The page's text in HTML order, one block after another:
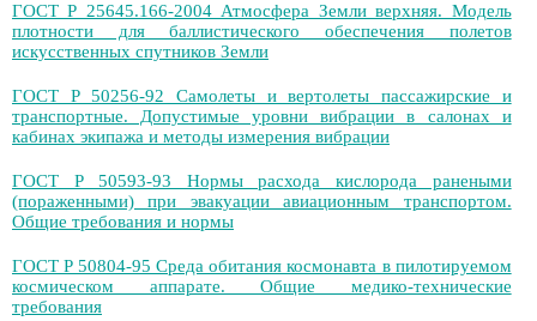
ГОСТ Р 25645.166-2004 Атмосфера Земли верхняя. Модель
плотности для баллистического обеспечения полетов
искусственных спутников Земли
ГОСТ Р 50256-92 Самолеты и вертолеты пассажирские и
транспортные. Допустимые уровни вибрации в салонах и
кабинах экипажа и методы измерения вибрации
ГОСТ Р 50593-93 Нормы расхода кислорода ранеными
(пораженными) при эвакуации авиационным транспортом.
Общие требования и нормы
ГОСТ Р 50804-95 Среда обитания космонавта в пилотируемом
космическом аппарате. Общие медико-технические
требования